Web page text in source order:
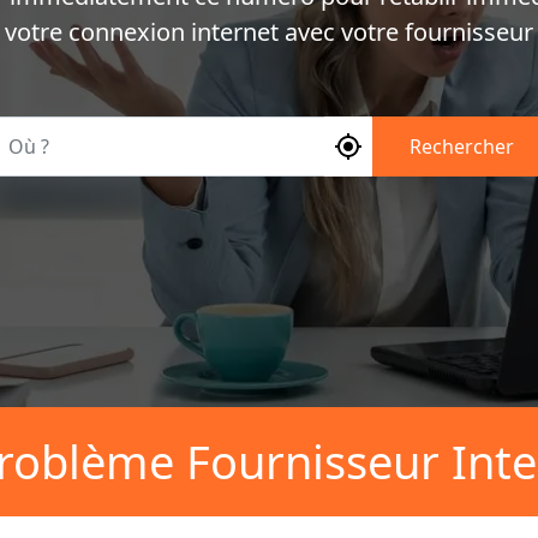
votre connexion internet avec votre fournisseur
Rechercher
Fournisseur